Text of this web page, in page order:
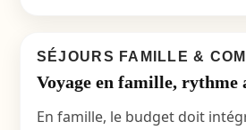
SÉJOURS FAMILLE &
Voyage en famille, rythme
En famille, le budget doit